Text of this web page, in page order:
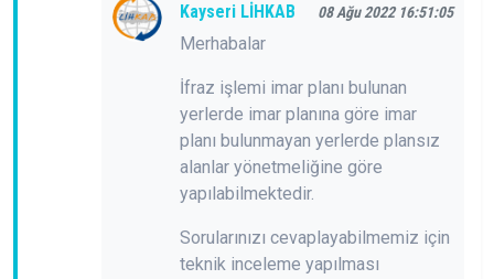
Kayseri LİHKAB 08 Ağu 2022 16:51:05
Merhabalar
İfraz işlemi imar planı bulunan
yerlerde imar planına göre imar
planı bulunmayan yerlerde plansız
alanlar yönetmeliğine göre
yapılabilmektedir.
Sorularınızı cevaplayabilmemiz için
teknik inceleme yapılması